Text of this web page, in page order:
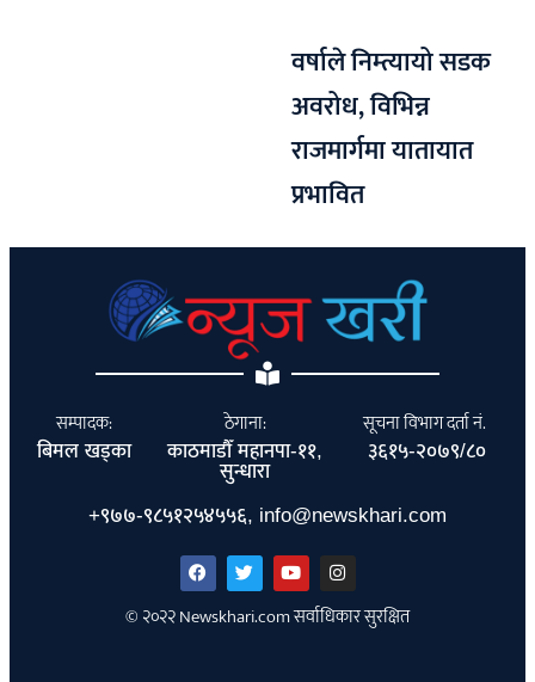
वर्षाले निम्त्यायो सडक
अवरोध, विभिन्न
राजमार्गमा यातायात
प्रभावित
सम्पादक:
बिमल खड्का
ठेगाना:
काठमाडौँ महानपा-११,
सुन्धारा
सूचना विभाग दर्ता नं.
३६१५-२०७९/८०
+९७७-९८५१२५४५५६, info@newskhari.com
© २०२२ Newskhari.com सर्वाधिकार सुरक्षित